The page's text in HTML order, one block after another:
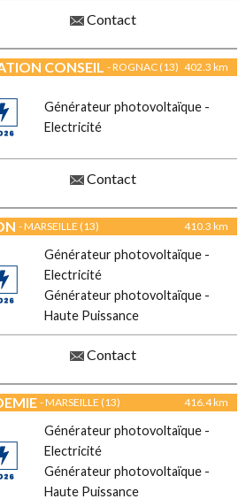
Contact
CONSEIL - ROGNAC (13) 402.3 km
Générateur photovoltaïque -
Electricité
Contact
- MARSEILLE (13) 410.3 km
Générateur photovoltaïque -
Electricité
Générateur photovoltaïque -
Haute Puissance
Contact
- MARSEILLE (13) 416.4 km
Générateur photovoltaïque -
Electricité
Générateur photovoltaïque -
Haute Puissance